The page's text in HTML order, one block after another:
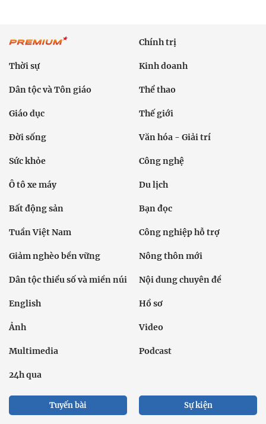
Chính trị
Thời sự Kinh doanh
Dân tộc và Tôn giáo Thể thao
Giáo dục Thế giới
Đời sống Văn hóa - Giải trí
Sức khỏe Công nghệ
Ô tô xe máy Du lịch
Bất động sản Bạn đọc
Tuần Việt Nam Công nghiệp hỗ trợ
Giảm nghèo bền vững Nông thôn mới
Dân tộc thiểu số và miền núi Nội dung chuyên đề
English Hồ sơ
Ảnh Video
Multimedia Podcast
24h qua
Tuyến bài Sự kiện